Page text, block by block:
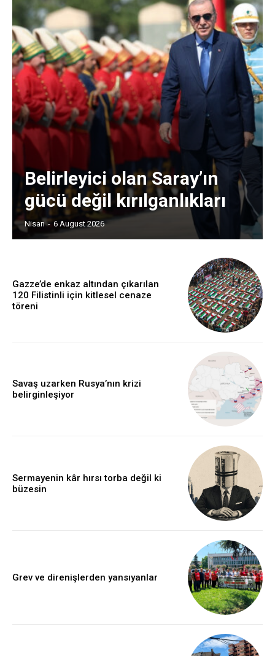
Belirleyici olan Saray’ın
gücü değil kırılganlıkları
Nisan - 6 August 2026
Gazze’de enkaz altından çıkarılan
120 Filistinli için kitlesel cenaze
töreni
Savaş uzarken Rusya’nın krizi
belirginleşiyor
Sermayenin kâr hırsı torba değil ki
büzesin
Grev ve direnişlerden yansıyanlar